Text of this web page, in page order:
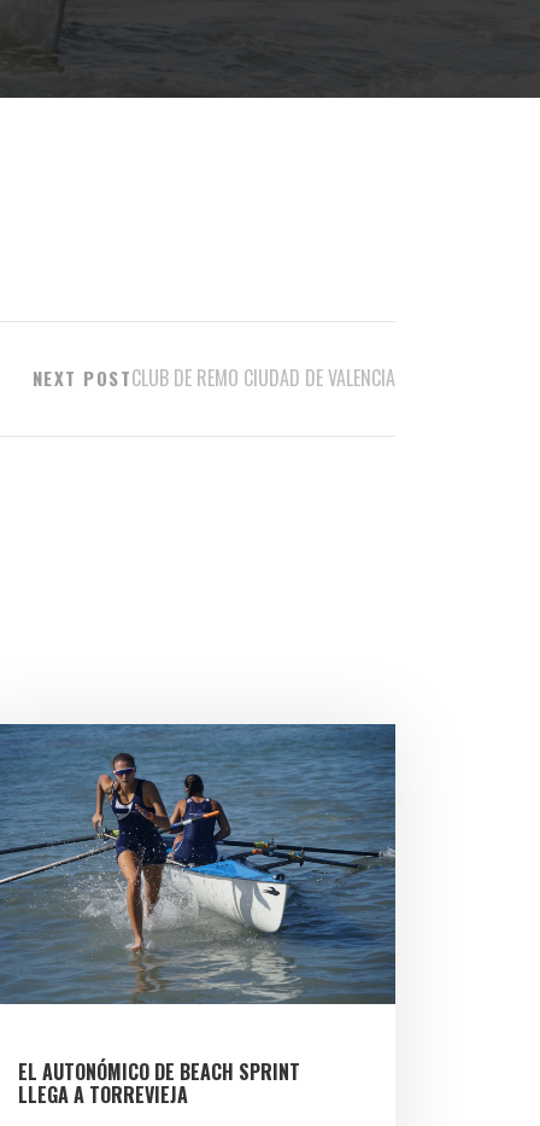
NEXT POSTCLUB DE REMO CIUDAD DE VALENCIA
EL AUTONÓMICO DE BEACH SPRINT
LLEGA A TORREVIEJA